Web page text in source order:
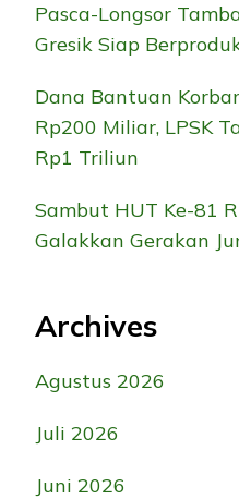
Pasca-Longsor
Gresik Siap
Dana Bantuan
Rp200 Miliar, LPSK
Rp1 Triliun
Sambut HUT Ke-81
Galakkan Gerakan
Archives
Agustus 2026
Juli 2026
Juni 2026